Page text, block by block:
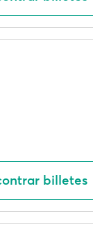
billetes